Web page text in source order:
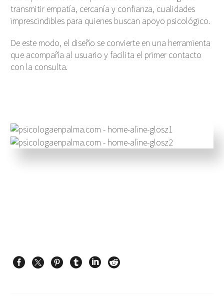
transmitir empatía, cercanía y confianza, cualidades
imprescindibles para quienes buscan apoyo psicológico.
De este modo, el diseño se convierte en una herramienta
que acompaña al usuario y facilita el primer contacto
con la consulta.